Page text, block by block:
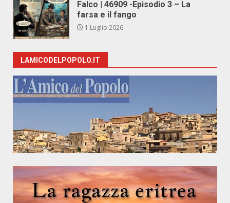
Falco | 46909 -Episodio 3 – La
farsa e il fango
1 Luglio 2026
LAMICODELPOPOLO.IT